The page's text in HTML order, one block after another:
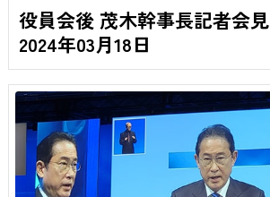
役員会後 茂木幹事長記者会見
2024年03月18日